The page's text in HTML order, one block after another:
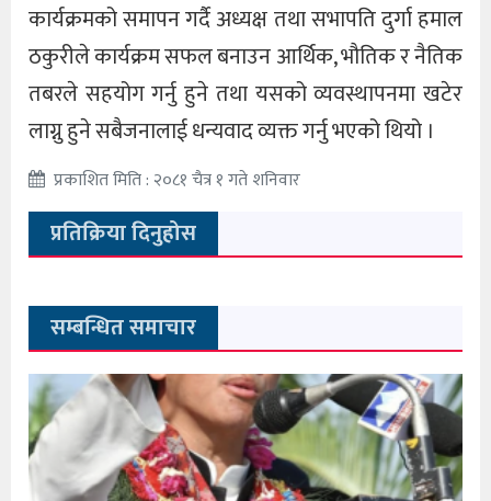
कार्यक्रमको समापन गर्दै अध्यक्ष तथा सभापति दुर्गा हमाल
ठकुरीले कार्यक्रम सफल बनाउन आर्थिक, भौतिक र नैतिक
तबरले सहयोग गर्नु हुने तथा यसको व्यवस्थापनमा खटेर
लाग्नु हुने सबैजनालाई धन्यवाद व्यक्त गर्नु भएको थियो ।
प्रकाशित मिति : २०८१ चैत्र १ गते शनिवार
प्रतिक्रिया दिनुहोस
सम्बन्धित समाचार